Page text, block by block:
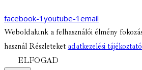
facebook-1 youtube-1 email
Weboldalunk a felhasználói élmény
használ Részleteket adatkezelési tájékoztató
ELFOGAD